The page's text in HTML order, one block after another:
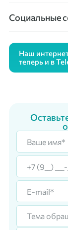
Социальные
Наш
теперь и в
Тема